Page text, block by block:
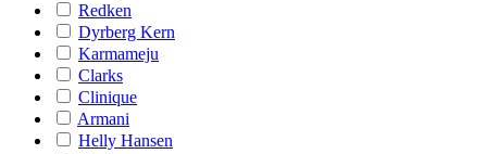
Redken
Dyrberg Kern
Karmameju
Clarks
Clinique
Armani
Helly Hansen